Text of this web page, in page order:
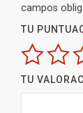
campos
TU
TU